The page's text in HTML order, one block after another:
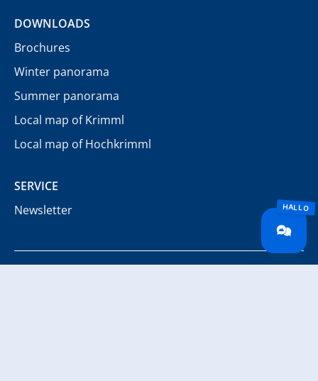
DOWNLOADS
Brochures
Winter panorama
Summer panorama
Local map of Krimml
Local map of Hochkrimml
SERVICE
Newsletter